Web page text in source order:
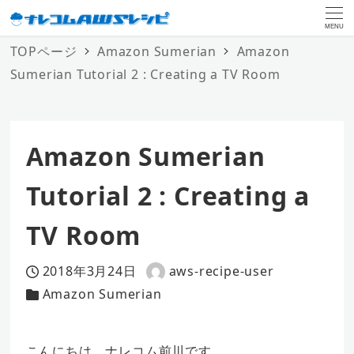
MENU
TOPページ Amazon Sumerian
Amazon
Sumerian Tutorial 2 : Creating a TV Room
Amazon Sumerian
Tutorial 2 : Creating a
TV Room
投稿日
2018年3月24日
著
者
aws-recipe-user
カテゴリー
Amazon Sumerian